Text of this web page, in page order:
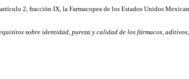
2, fracción IX, la Farmacopea de los Estados Unidos
sobre identidad, pureza y calidad de los fármacos,